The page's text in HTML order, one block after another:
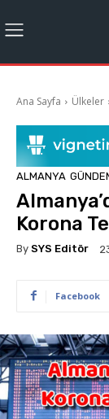
Ana Sayfa Ülkeler
ALMANYA
Korona
By SYS Editör
Facebook